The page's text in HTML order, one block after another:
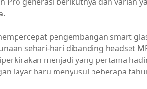
pengembangan smart
sehari-hari dibanding headset
menjadi yang pertama
layar baru menyusul beberapa